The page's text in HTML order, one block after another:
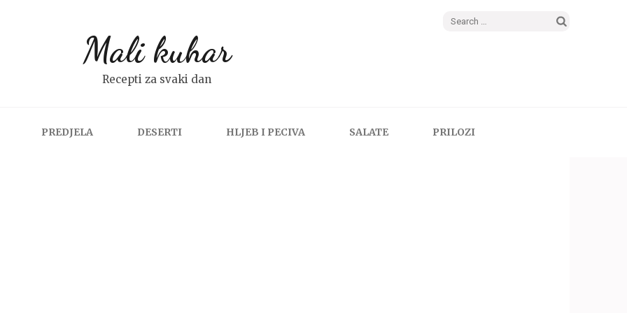
Search
Mali kuhar
Recepti za svaki dan
PREDJELA DESERTI HLJEB I PECIVA SALATE PRILOZI